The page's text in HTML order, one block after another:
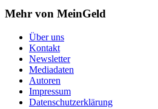
Mehr von MeinGeld
Über uns
Kontakt
Newsletter
Mediadaten
Autoren
Impressum
Datenschutzerklärung